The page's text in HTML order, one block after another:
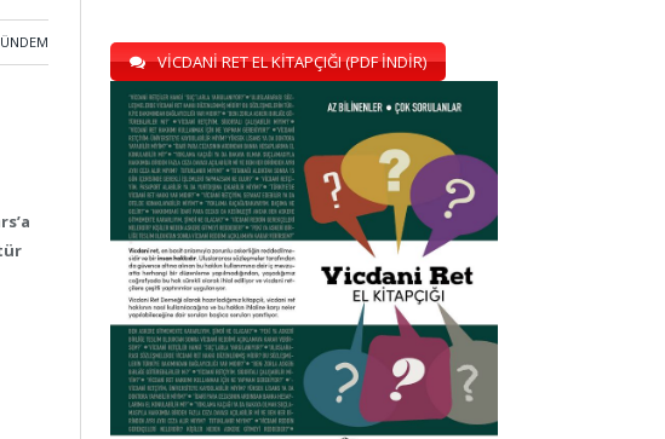
VİCDANİ RET EL KİTAPÇIĞI (PDF İNDİR)